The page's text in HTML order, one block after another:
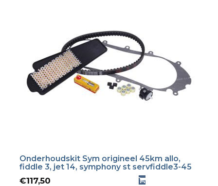
Onderhoudskit Sym origineel 45km allo,
fiddle 3, jet 14, symphony st servfiddle3-45
€117,50